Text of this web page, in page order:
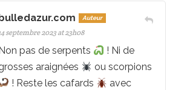
Auteur
14 septembre 2023 at 23h08
pas de serpents
! Ni de
araignées
ou scorpions
! Reste les cafards
avec